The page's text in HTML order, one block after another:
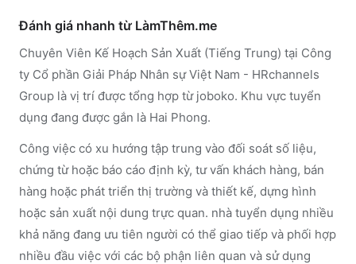
Đánh giá nhanh từ LàmThêm.me
Chuyên Viên Kế Hoạch Sản Xuất (Tiếng Trung) tại Công
ty Cổ phần Giải Pháp Nhân sự Việt Nam - HRchannels
Group là vị trí được tổng hợp từ joboko. Khu vực tuyển
dụng đang được gắn là Hai Phong.
Công việc có xu hướng tập trung vào đối soát số liệu,
chứng từ hoặc báo cáo định kỳ, tư vấn khách hàng, bán
hàng hoặc phát triển thị trường và thiết kế, dựng hình
hoặc sản xuất nội dung trực quan. nhà tuyển dụng nhiều
khả năng đang ưu tiên người có thể giao tiếp và phối hợp
nhiều đầu việc với các bộ phận liên quan và sử dụng